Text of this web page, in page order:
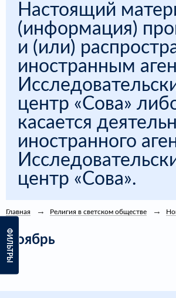
Настоящий
(информация)
и (или)
иностранным
центр «Сова»
касается
иностранного
центр «Сова».
ФИЛЬТРЫ
Главная Религия в светском обществе
Ноябрь